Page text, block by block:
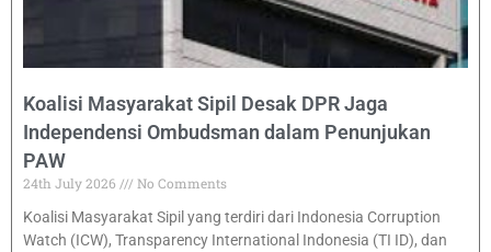
Koalisi Masyarakat Sipil Desak DPR Jaga
Independensi Ombudsman dalam Penunjukan
PAW
24th July 2026
No Comments
Koalisi Masyarakat Sipil yang terdiri dari Indonesia Corruption
Watch (ICW), Transparency International Indonesia (TI ID), dan